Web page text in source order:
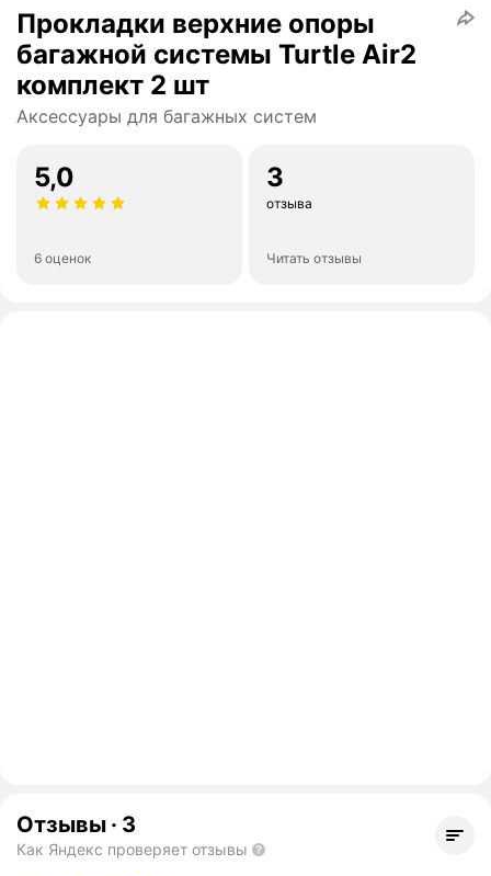
Прокладки верхние опоры
багажной системы Turtle Air2
комплект 2 шт
Аксессуары для багажных систем
5,0
6 оценок
3
отзыва
Читать отзывы
Отзывы · 3
Как Яндекс проверяет отзывы